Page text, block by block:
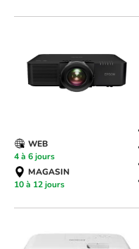
WEB
4 à 6 jours
MAGASIN
10 à 12 jours